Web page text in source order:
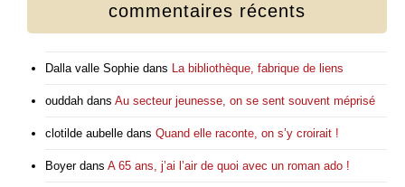
commentaires récents
Dalla valle Sophie dans La bibliothèque, fabrique de liens
ouddah dans Au secteur jeunesse, on se sent souvent méprisé
clotilde aubelle dans Quand elle raconte, on s’y croirait !
Boyerdans A 65 ans, j’ai l’air de quoi avec un roman ado !